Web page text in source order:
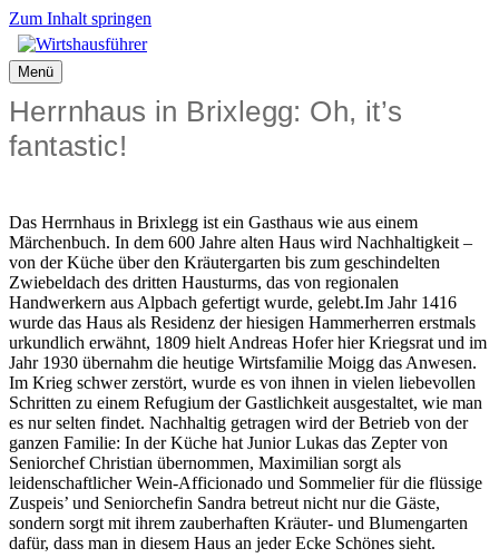
Zum Inhalt springen
Menü
Herrnhaus in Brixlegg: Oh, it’s
fantastic!
Das Herrnhaus in Brixlegg ist ein Gasthaus wie aus einem
Märchenbuch. In dem 600 Jahre alten Haus wird Nachhaltigkeit –
von der Küche über den Kräutergarten bis zum geschindelten
Zwiebeldach des dritten Hausturms, das von regionalen
Handwerkern aus Alpbach gefertigt wurde, gelebt.Im Jahr 1416
wurde das Haus als Residenz der hiesigen Hammerherren erstmals
urkundlich erwähnt, 1809 hielt Andreas Hofer hier Kriegsrat und im
Jahr 1930 übernahm die heutige Wirtsfamilie Moigg das Anwesen.
Im Krieg schwer zerstört, wurde es von ihnen in vielen liebevollen
Schritten zu einem Refugium der Gastlichkeit ausgestaltet, wie man
es nur selten findet. Nachhaltig getragen wird der Betrieb von der
ganzen Familie: In der Küche hat Junior Lukas das Zepter von
Seniorchef Christian übernommen, Maximilian sorgt als
leidenschaftlicher Wein-Afficionado und Sommelier für die flüssige
Zuspeis’ und Seniorchefin Sandra betreut nicht nur die Gäste,
sondern sorgt mit ihrem zauberhaften Kräuter- und Blumengarten
dafür, dass man in diesem Haus an jeder Ecke Schönes sieht.